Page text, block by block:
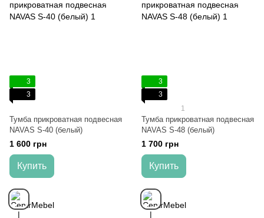
3
3
Тумба прикроватная подвесная
NAVAS S-40 (белый)
1 600 грн
Купить
3
3
1
Тумба прикроватная подвесная
NAVAS S-48 (белый)
1 700 грн
Купить